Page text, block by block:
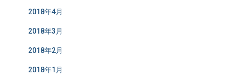
2018年4月
2018年3月
2018年2月
2018年1月